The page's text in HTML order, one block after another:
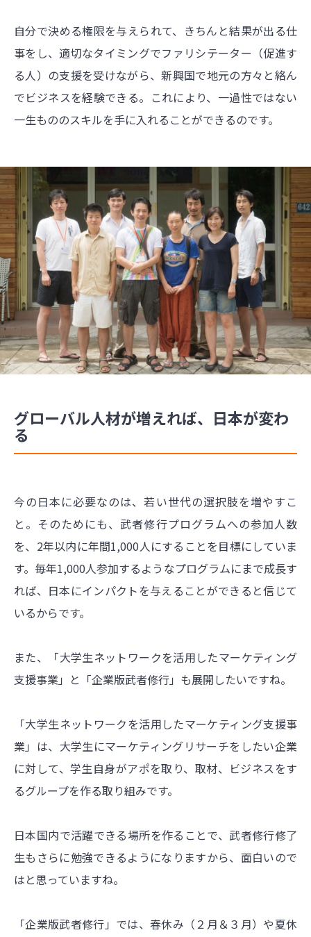
自分で決める権限を与えられて、きちんと結果が出る仕
事をし、適切なタイミングでファリシテーター（促進す
る人）の支援を受けながら、新興国で地元の方々と絡ん
でビジネスを経験できる。これにより、一過性ではない
一生もののスキルを手に入れることができるのです。
グローバル人材が増えれば、日本が変わ
る
今の日本に必要なのは、若い世代の選択肢を増やすこ
と。そのためにも、武者修行プログラムへの参加人数
を、2年以内に年間1,000人にすることを目標にしていま
す。毎年1,000人参加するようなプログラムにまで成長す
れば、日本にインパクトを与えることができると信じて
いるからです。
また、「大学生ネットワークを活用したマーケティング
支援事業」と「企業版武者修行」も展開したいですね。
「大学生ネットワークを活用したマーケティング支援事
業」は、大学生にマーケティングリサーチをしたい企業
に対して、学生自身がアポを取り、取材、ビジネスをす
るグループを作る取り組みです。
日本国内で活躍できる場所を作ることで、武者修行修了
生もさらに勉強できるようになりますから、面白いので
はと思っていますね。
「企業版武者修行」では、春休み（２月＆３月）や夏休